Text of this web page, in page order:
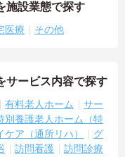
施設業態で探す
医療 その他
サービス内容で探す
有料老人ホーム
サー
別養護老人ホーム（特
ケア（通所リハ）
グ
訪問看護
訪問診療